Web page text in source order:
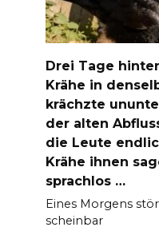
Drei Tage
Krähe in
krächzte
der alten
die Leute
Krähe ihnen
sprachlos …
Eines Morgens
scheinbar